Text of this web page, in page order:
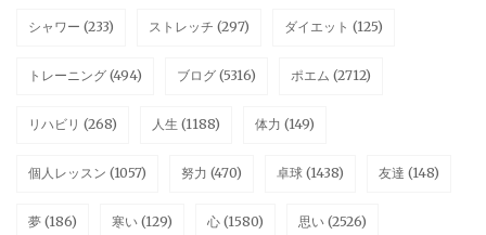
シャワー (233) ストレッチ (297) ダイエット (125)
トレーニング (494) ブログ (5316) ポエム (2712)
リハビリ (268) 人生 (1188) 体力 (149)
個人レッスン (1057) 努力 (470) 卓球 (1438) 友達 (148)
夢 (186) 寒い (129) 心 (1580) 思い (2526)